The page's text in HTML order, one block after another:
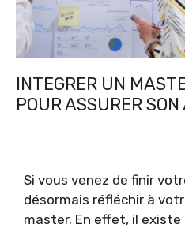
INTEGRER UN
POUR ASSURER
Si vous venez de finir
désormais réfléchir à
master. En effet, il existe